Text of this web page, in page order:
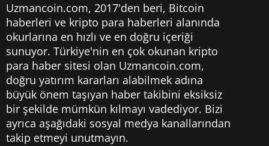
Uzmancoin.com, 2017'den beri, Bitcoin
haberleri ve kripto para haberleri alanında
okurlarına en hızlı ve en doğru içeriği
sunuyor. Türkiye'nin en çok okunan kripto
para haber sitesi olan Uzmancoin.com,
doğru yatırım kararları alabilmek adına
büyük önem taşıyan haber takibini eksiksiz
bir şekilde mümkün kılmayı vadediyor. Bizi
ayrıca aşağıdaki sosyal medya kanallarından
takip etmeyi unutmayın.